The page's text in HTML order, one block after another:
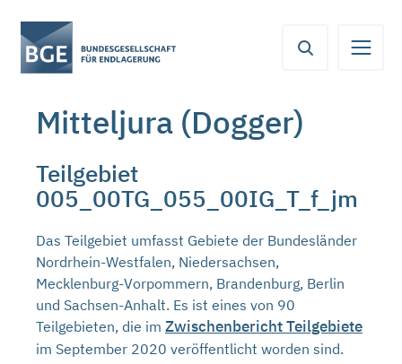
aus
folgenden
Bereichen
Inhaltsbereich
Navigation
Metamenü
Servicemenü
Mitteljura (Dogger)
Teilgebiet
005_00TG_055_00IG_T_f_jm
Das Teilgebiet umfasst Gebiete der Bundesländer
Nordrhein-Westfalen, Niedersachsen,
Mecklenburg-Vorpommern, Brandenburg, Berlin
und Sachsen-Anhalt. Es ist eines von 90
Teilgebieten, die im Zwischenbericht Teilgebiete
im September 2020 veröffentlicht worden sind.